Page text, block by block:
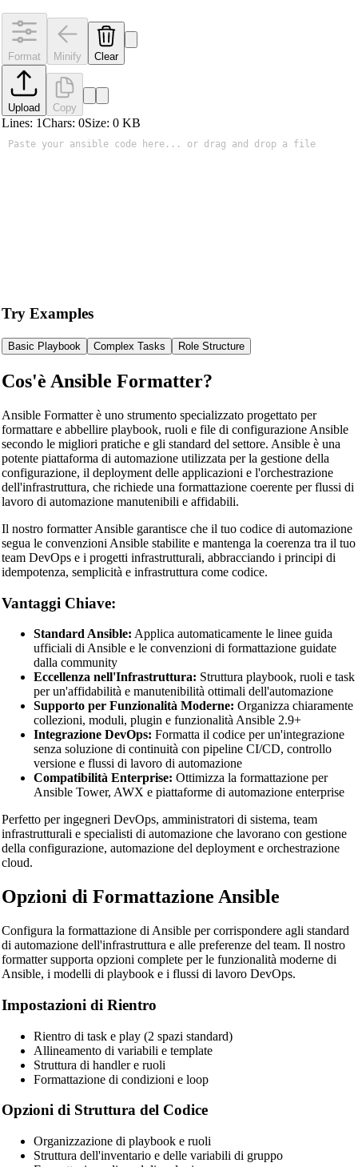
Related Tools
📝Code Formatters & Beautifiers
🔧 TOOLS
HTML Beautifier
CSS Beautifier
JavaScript Beautifier
TypeScript Beautifier
JSX Beautifier
Vue Beautifier
SCSS Beautifier
JSON Beautifier
XML Beautifier
YAML Beautifier
SQL Beautifier
Format Minify Clear
Upload Copy
Lines: 1Chars: 0Size: 0KB
Try Examples
Basic Playbook Complex Tasks Role Structure
Cos'è Ansible Formatter?
Ansible Formatter è uno strumento specializzato progettato per
formattare e abbellire playbook, ruoli e file di configurazione Ansible
secondo le migliori pratiche e gli standard del settore. Ansible è una
potente piattaforma di automazione utilizzata per la gestione della
configurazione, il deployment delle applicazioni e l'orchestrazione
dell'infrastruttura, che richiede una formattazione coerente per flussi di
lavoro di automazione manutenibili e affidabili.
Il nostro formatter Ansible garantisce che il tuo codice di automazione
segua le convenzioni Ansible stabilite e mantenga la coerenza tra il tuo
team DevOps e i progetti infrastrutturali, abbracciando i principi di
idempotenza, semplicità e infrastruttura come codice.
Vantaggi Chiave:
Standard Ansible: Applica automaticamente le linee guida
ufficiali di Ansible e le convenzioni di formattazione guidate
dalla community
Eccellenza nell'Infrastruttura: Struttura playbook, ruoli e task
per un'affidabilità e manutenibilità ottimali dell'automazione
Supporto per Funzionalità Moderne: Organizza chiaramente
collezioni, moduli, plugin e funzionalità Ansible 2.9+
Integrazione DevOps: Formatta il codice per un'integrazione
senza soluzione di continuità con pipeline CI/CD, controllo
versione e flussi di lavoro di automazione
Compatibilità Enterprise: Ottimizza la formattazione per
Ansible Tower, AWX e piattaforme di automazione enterprise
Perfetto per ingegneri DevOps, amministratori di sistema, team
infrastrutturali e specialisti di automazione che lavorano con gestione
della configurazione, automazione del deployment e orchestrazione
cloud.
Opzioni di Formattazione Ansible
Configura la formattazione di Ansible per corrispondere agli standard
di automazione dell'infrastruttura e alle preferenze del team. Il nostro
formatter supporta opzioni complete per le funzionalità moderne di
Ansible, i modelli di playbook e i flussi di lavoro DevOps.
Impostazioni di Rientro
Rientro di task e play (2 spazi standard)
Allineamento di variabili e template
Struttura di handler e ruoli
Formattazione di condizioni e loop
Opzioni di Struttura del Codice
Organizzazione di playbook e ruoli
Struttura dell'inventario e delle variabili di gruppo